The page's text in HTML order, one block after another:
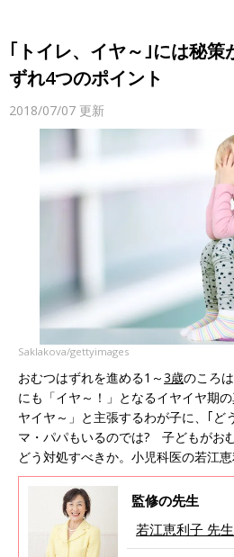
｢トイレ、イヤ～｣には秘
ずれ4つのポイント
2018/07/07 更新
Saklakova/gettyimages
おむつはずれを進める1～3歳のころ
にも「イヤ～！」となるイヤイヤ期
ヤイヤ～」と主張するわが子に、｢ど
マ・パパもいるのでは? 子どもがお
どう対処すべきか。小児科医の若江恵
監修の先生
若江恵利子 先生